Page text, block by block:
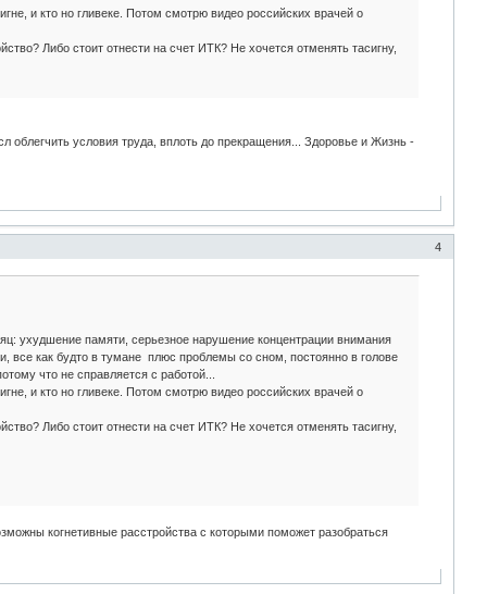
и кто но гливеке. Потом смотрю видео российских врачей о
Либо стоит отнести на счет ИТК? Не хочется отменять тасигну,
условия труда, вплоть до прекращения... Здоровье и Жизнь -
4
ухудшение памяти, серьезное нарушение концентрации внимания
все как будто в тумане плюс проблемы со сном, постоянно в голове
что не справляется с работой...
и кто но гливеке. Потом смотрю видео российских врачей о
Либо стоит отнести на счет ИТК? Не хочется отменять тасигну,
когнетивные расстройства с которыми поможет разобраться